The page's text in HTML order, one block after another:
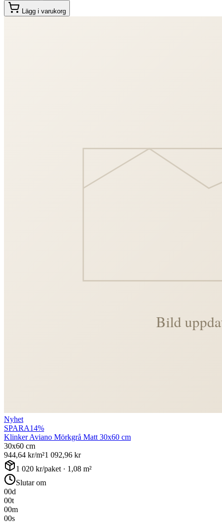
Lägg i varukorg
Nyhet
SPARA14%
Klinker Aviano Mörkgrå Matt 30x60 cm
30x60 cm
944,64 kr/m²1 092,96 kr
1 020 kr/paket · 1,08 m²
Slutar om
00d
00t
00m
00s